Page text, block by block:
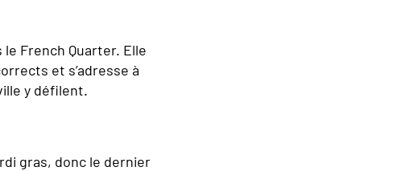
le French Quarter. Elle
et s’adresse à
y défilent.
gras, donc le dernier